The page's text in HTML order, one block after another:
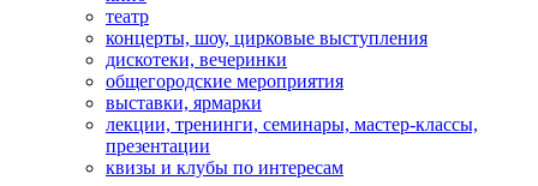
театр
концерты, шоу, цирковые выступления
дискотеки, вечеринки
общегородские мероприятия
выставки, ярмарки
лекции, тренинги, семинары, мастер-классы,
презентации
квизы и клубы по интересам